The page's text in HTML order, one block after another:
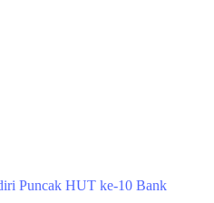
Puncak HUT ke-10 Bank